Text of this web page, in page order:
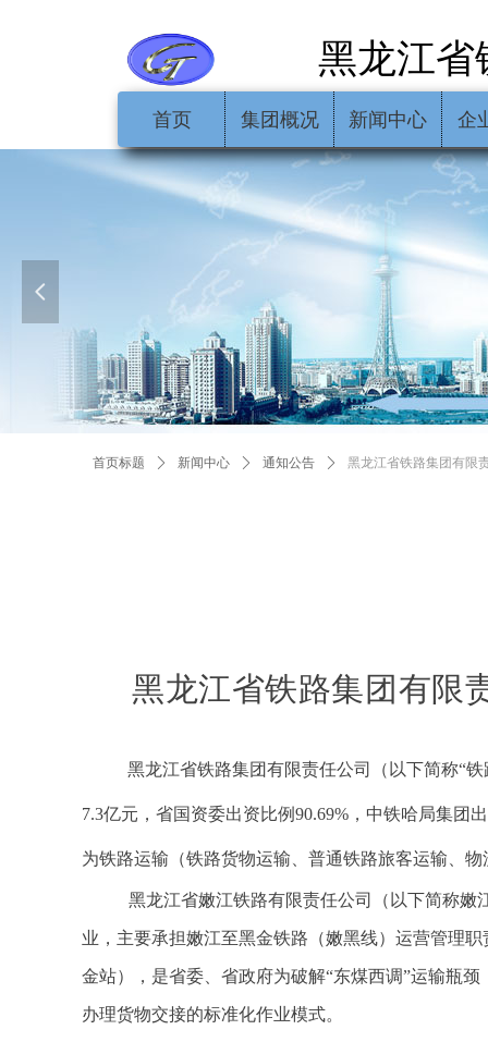
首页 集团概况 新闻中心 企
넳
黑龙江省
首页标题 ꄲ 新闻中心 ꄲ 通知公告 ꄲ 黑龙江省铁路集团有限
黑龙江省铁路集团有限
黑龙江省铁路集团有限责任公司（以下简称“
7.3亿元，省国资委出资比例90.69%，中铁哈局集团
为铁路运输（铁路货物运输、普通铁路旅客运输、物
黑龙江省嫩江铁路有限责任公司（以下简称
业，主要承担嫩江至黑金铁路（嫩黑线）运营管理
金站），是省委、省政府为破解“东煤西调”运输瓶
办理货物交接的标准化作业模式。